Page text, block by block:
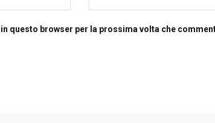
questo browser per la prossima volta che